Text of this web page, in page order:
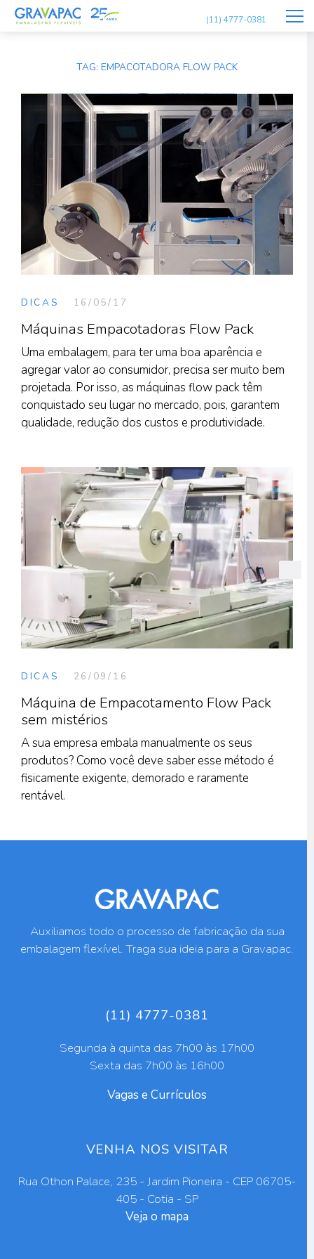
(11) 4777-0381
TAG: EMPACOTADORA FLOW PACK
DICAS 16/05/17
Máquinas Empacotadoras Flow Pack
Uma embalagem, para ter uma boa aparência e
agregar valor ao consumidor, precisa ser muito bem
projetada. Por isso, as máquinas flow pack têm
conquistado seu lugar no mercado, pois, garantem
qualidade, redução dos custos e produtividade.
DICAS 26/09/16
Máquina de Empacotamento Flow Pack
sem mistérios
A sua empresa embala manualmente os seus
produtos? Como você deve saber esse método é
fisicamente exigente, demorado e raramente
rentável.
Auxiliamos todo o processo de fabricação da sua
embalagem flexível. Traga sua ideia para a Gravapac.
(11) 4777-0381
Segunda à quinta das 7h00 às 17h00
Sexta das 7h00 às 16h00
Vagas e Currículos
VENHA NOS VISITAR
Rua Othon Palace, 235 - Jardim Pioneira - CEP 06705-
405 - Cotia - SP
Veja o mapa